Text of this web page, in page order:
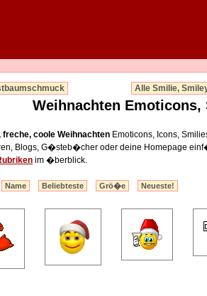
Alle Smilie,
Weihnachten
freche, coole Weihnachten Emoticons, Icons,
Blogs, G�steb�cher oder deine Homepage
im �berblick.
Name Beliebteste Grö�e Neueste!